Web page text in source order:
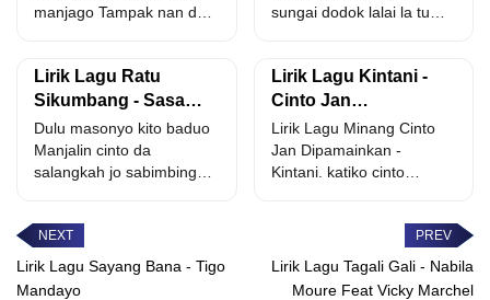
manjago Tampak nan dari
sungai dodok lalai la tu
Lirik Lagu Ratu
Sikumbang - Sasa
Kabakeh Diri
Dulu masonyo kito baduo
Manjalin cinto da
salangkah jo sabimbingan
Lirik Lagu Kintani -
Cinto Jan
Dipamainkan
Lirik Lagu Minang Cinto
Jan Dipamainkan -
Kintani. katiko cinto
Lirik Lagu Sayang Bana - Tigo
Mandayo
Lirik Lagu Tagali Gali - Nabila
Moure Feat Vicky Marchel